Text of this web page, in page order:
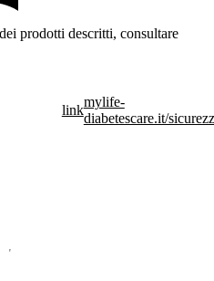
prodotti descritti, consultare
link
mylife-
diabetescare.it/